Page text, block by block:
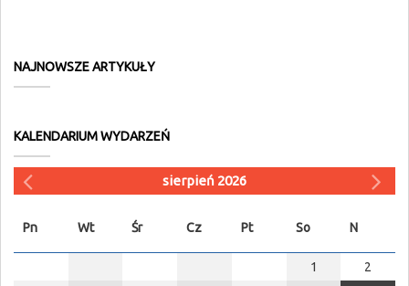
NAJNOWSZE ARTYKUŁY
KALENDARIUM WYDARZEŃ
sierpień 2026
Pn Wt Śr Cz Pt So N
1
2